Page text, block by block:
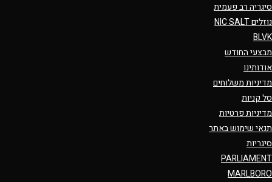
סיגריה רב פעמית
נוזלים NIC SALT
BLVK
מבצעי החודש
אודותינו
מדיניות משלוחים
סל קניות
מדיניות פרטיות
תנאי שימוש באתר
סיגריות
PARLIAMENT
MARLBORO